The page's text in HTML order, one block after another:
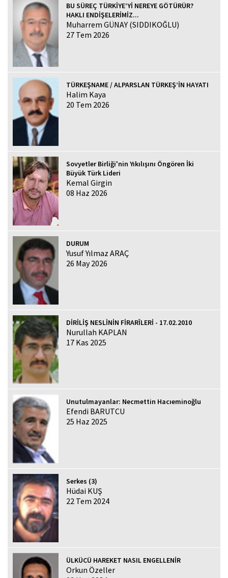
BU SÜREÇ TÜRKİYE’Yİ NEREYE GÖTÜRÜR?
HAKLI ENDİŞELERİMİZ...
Muharrem GÜNAY (SIDDIKOĞLU)
27 Tem 2026
TÜRKEŞNAME / ALPARSLAN TÜRKEŞ’İN HAYATI
Halim Kaya
20 Tem 2026
Sovyetler Birliği'nin Yıkılışını Öngören İki
Büyük Türk Lideri
Kemal Girgin
08 Haz 2026
DURUM
Yusuf Yılmaz ARAÇ
26 May 2026
DİRİLİŞ NESLİNİN FİRARÎLERİ - 17.02.2010
Nurullah KAPLAN
17 Kas 2025
Unutulmayanlar: Necmettin Hacıeminoğlu
Efendi BARUTCU
25 Haz 2025
Serkes (3)
Hüdai KUŞ
22 Tem 2024
ÜLKÜCÜ HAREKET NASIL ENGELLENİR
Orkun Özeller